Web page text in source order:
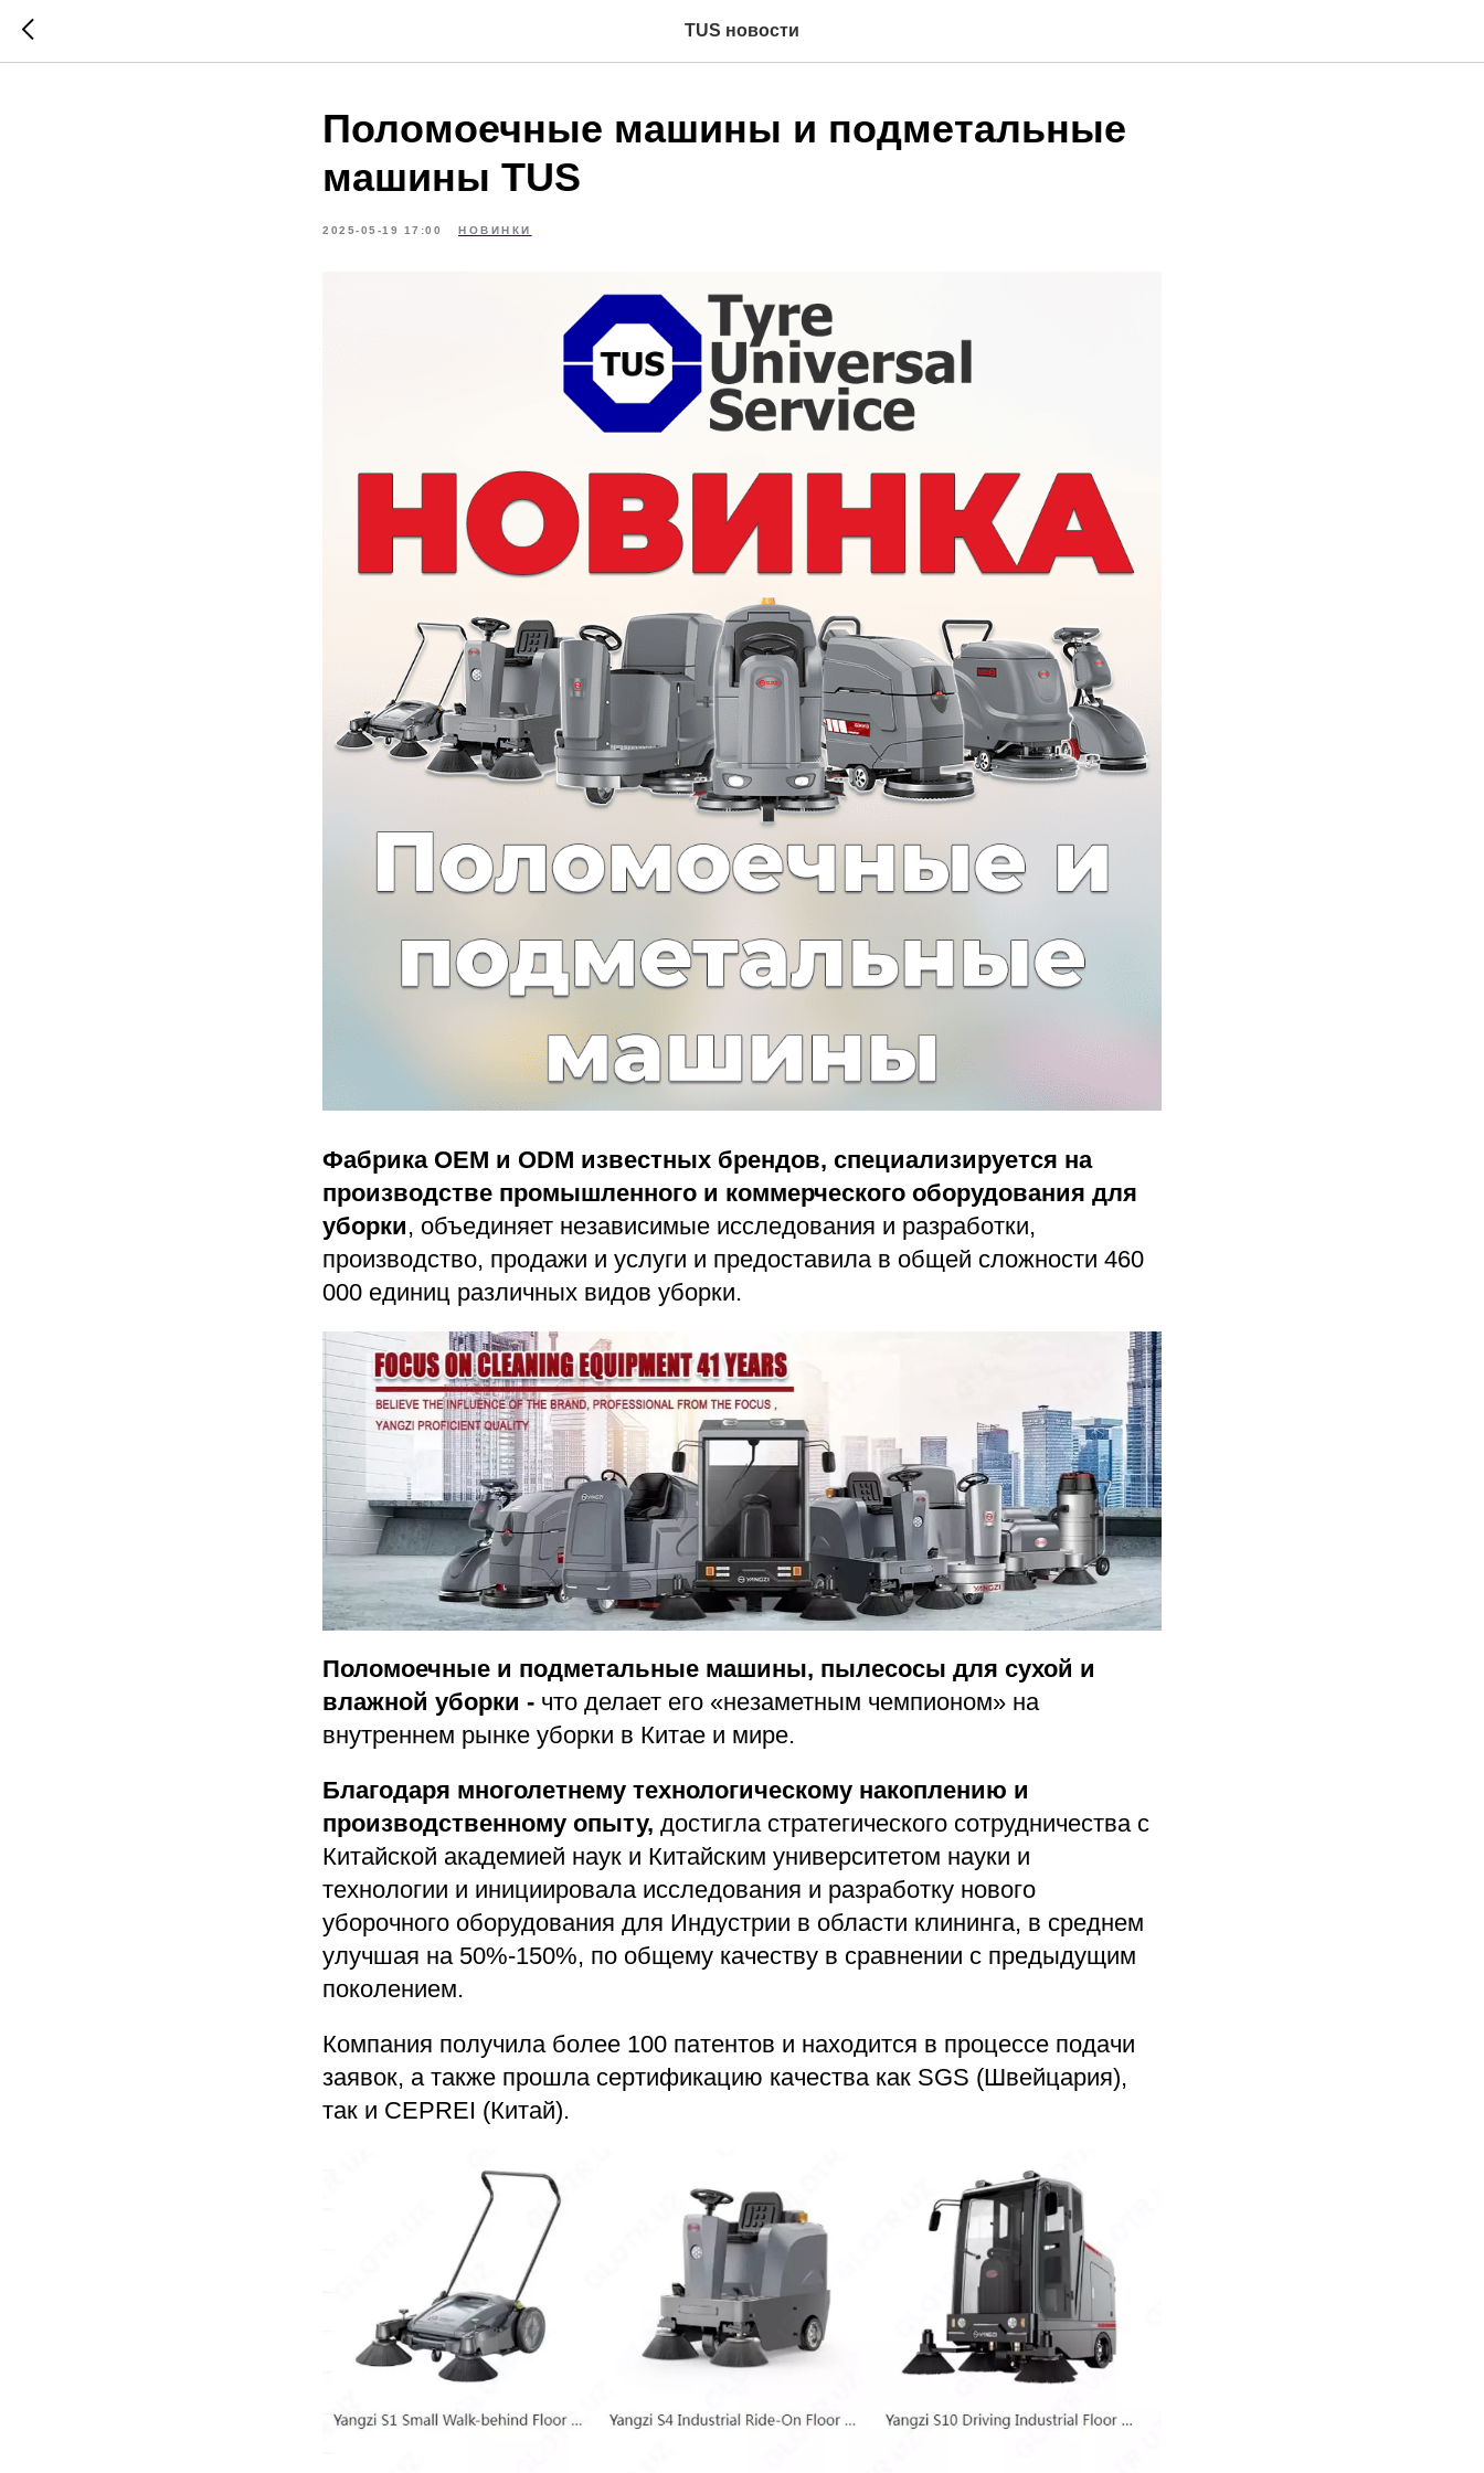
TUS новости
Поломоечные машины и подметальные
машины TUS
2025-05-19 17:00 НОВИНКИ
Фабрика OEM и ODM известных брендов, специализируется на
производстве промышленного и коммерческого оборудования для
уборки, объединяет независимые исследования и разработки,
производство, продажи и услуги и предоставила в общей сложности 460
000 единиц различных видов уборки.
Поломоечные и подметальные машины, пылесосы для сухой и
влажной уборки - что делает его «незаметным чемпионом» на
внутреннем рынке уборки в Китае и мире.
Благодаря многолетнему технологическому накоплению и
производственному опыту, достигла стратегического сотрудничества с
Китайской академией наук и Китайским университетом науки и
технологии и инициировала исследования и разработку нового
уборочного оборудования для Индустрии в области клининга, в среднем
улучшая на 50%-150%, по общему качеству в сравнении с предыдущим
поколением.
Компания получила более 100 патентов и находится в процессе подачи
заявок, а также прошла сертификацию качества как SGS (Швейцария),
так и CEPREI (Китай).